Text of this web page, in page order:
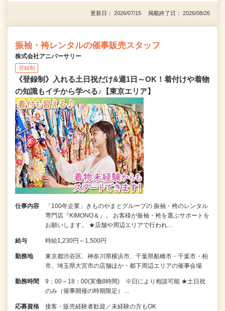
更新日： 2026/07/15 掲載終了日： 2026/08/26
振袖・袴レンタルの催事販売スタッフ
株式会社アニバーサリー
登録制
《登録制》入れる土日祝だけ&週1日～OK！着付けや着物
の知識もイチから学べる♪【東京エリア】
仕事内容
「100年企業」きものやまとグループの 振袖・袴のレンタル
専門店『KIMONO＆』。 お客様が振袖・袴を選ぶサポートを
お願いします。 ★店舗や周辺エリアで行われ…
給与 時給1,230円～1,500円
勤務地
東京都渋谷区、神奈川県横浜市、千葉県船橋市・千葉市・柏
市、埼玉県大宮市の店舗ほか・都下周辺エリアの催事会場
勤務時間
9：00～18：00(実働8時間) ※日により相談可能 ★土日祝
のみ（催事開催の時期限定）…
応募資格 接客・販売経験者歓迎／未経験の方もOK